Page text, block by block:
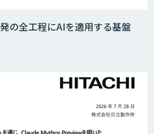
ズを理解する対話型AIエージェント
の全工程にAIを適用する基盤